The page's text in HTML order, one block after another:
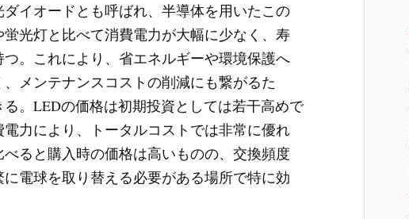
ダイオードとも呼ばれ、半導体を用いたこの
光灯と比べて消費電力が大幅に少なく、寿
。これにより、省エネルギーや環境保護へ
メンテナンスコストの削減にも繋がるた
。LEDの価格は初期投資としては若干高めで
力により、トータルコストでは非常に優れ
ると購入時の価格は高いものの、交換頻度
電球を取り替える必要がある場所で特に効